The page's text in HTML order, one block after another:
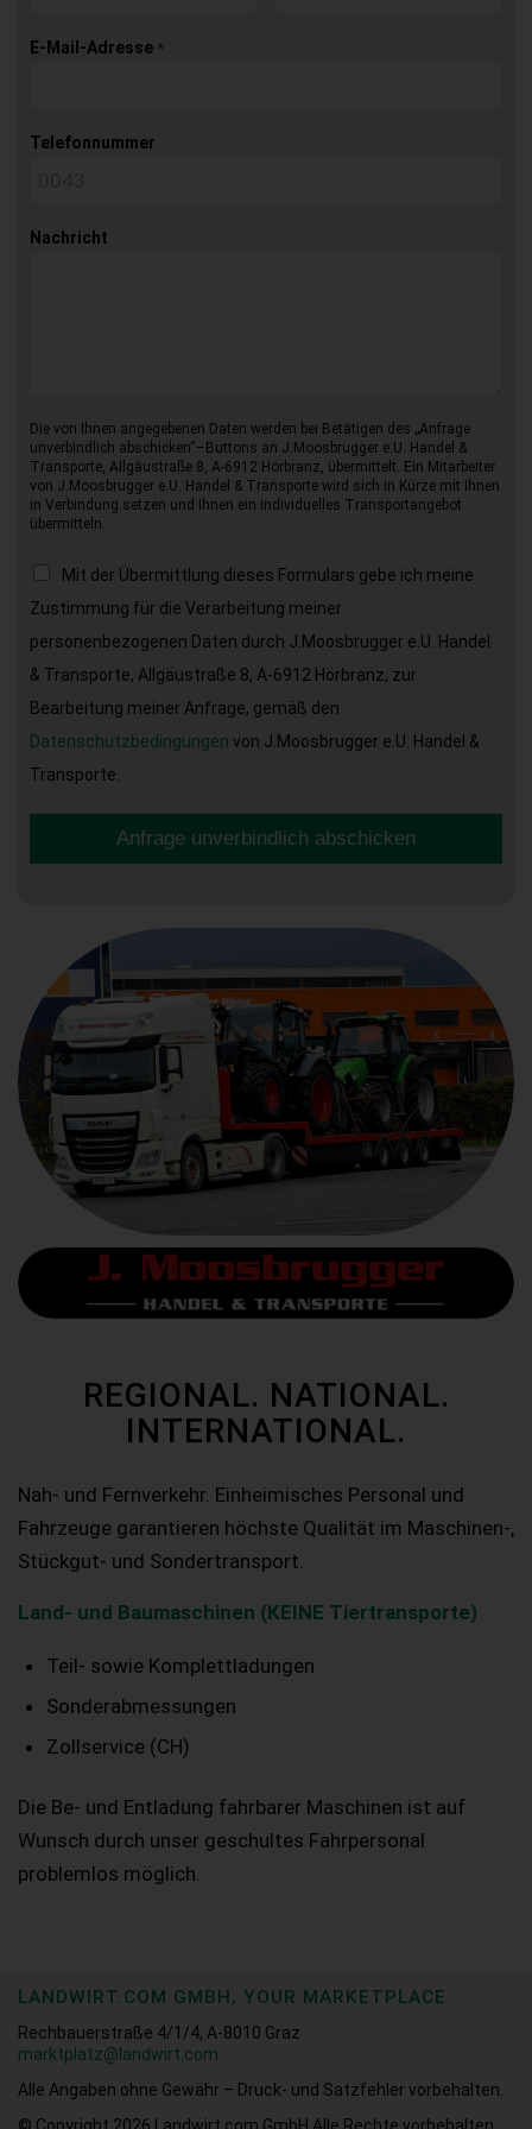
E-Mail-Adresse *
Telefonnummer
Nachricht
Die von Ihnen angegebenen Daten werden bei Betätigen des „Anfrage
unverbindlich abschicken“–Buttons an J.Moosbrugger e.U. Handel &
Transporte, Allgäustraße 8, A-6912 Hörbranz, übermittelt. Ein Mitarbeiter
von J.Moosbrugger e.U. Handel & Transporte wird sich in Kürze mit Ihnen
in Verbindung setzen und Ihnen ein individuelles Transportangebot
übermitteln.
Mit der Übermittlung dieses Formulars gebe ich meine
Zustimmung für die Verarbeitung meiner
personenbezogenen Daten durch J.Moosbrugger e.U. Handel
& Transporte, Allgäustraße 8, A-6912 Hörbranz, zur
Bearbeitung meiner Anfrage, gemäß den
Datenschutzbedingungen von J.Moosbrugger e.U. Handel &
Transporte.
Anfrage unverbindlich abschicken
REGIONAL. NATIONAL.
INTERNATIONAL.
Nah- und Fernverkehr. Einheimisches Personal und
Fahrzeuge garantieren höchste Qualität im Maschinen-,
Stückgut- und Sondertransport.
Land- und Baumaschinen (KEINE Tiertransporte)
Teil- sowie Komplettladungen
Sonderabmessungen
Zollservice (CH)
Die Be- und Entladung fahrbarer Maschinen ist auf
Wunsch durch unser geschultes Fahrpersonal
problemlos möglich.
LANDWIRT.COM GMBH, YOUR MARKETPLACE
Rechbauerstraße 4/1/4, A-8010 Graz
marktplatz@landwirt.com
Alle Angaben ohne Gewähr – Druck- und Satzfehler vorbehalten.